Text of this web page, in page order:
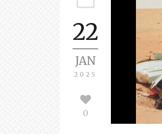
22
JAN
2025
0